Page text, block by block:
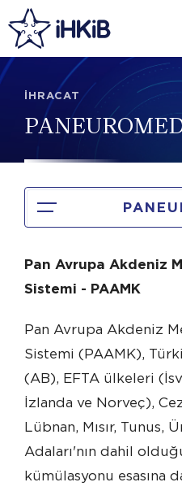
İHRACAT
Pan Avrupa Akdeniz
Sistemi - PAAMK
Pan Avrupa Akdeniz
Sistemi (PAAMK),
(AB), EFTA ülkeleri
İzlanda ve Norveç),
Lübnan, Mısır, Tunus,
Adaları'nın dahil
kümülasyonu esasına